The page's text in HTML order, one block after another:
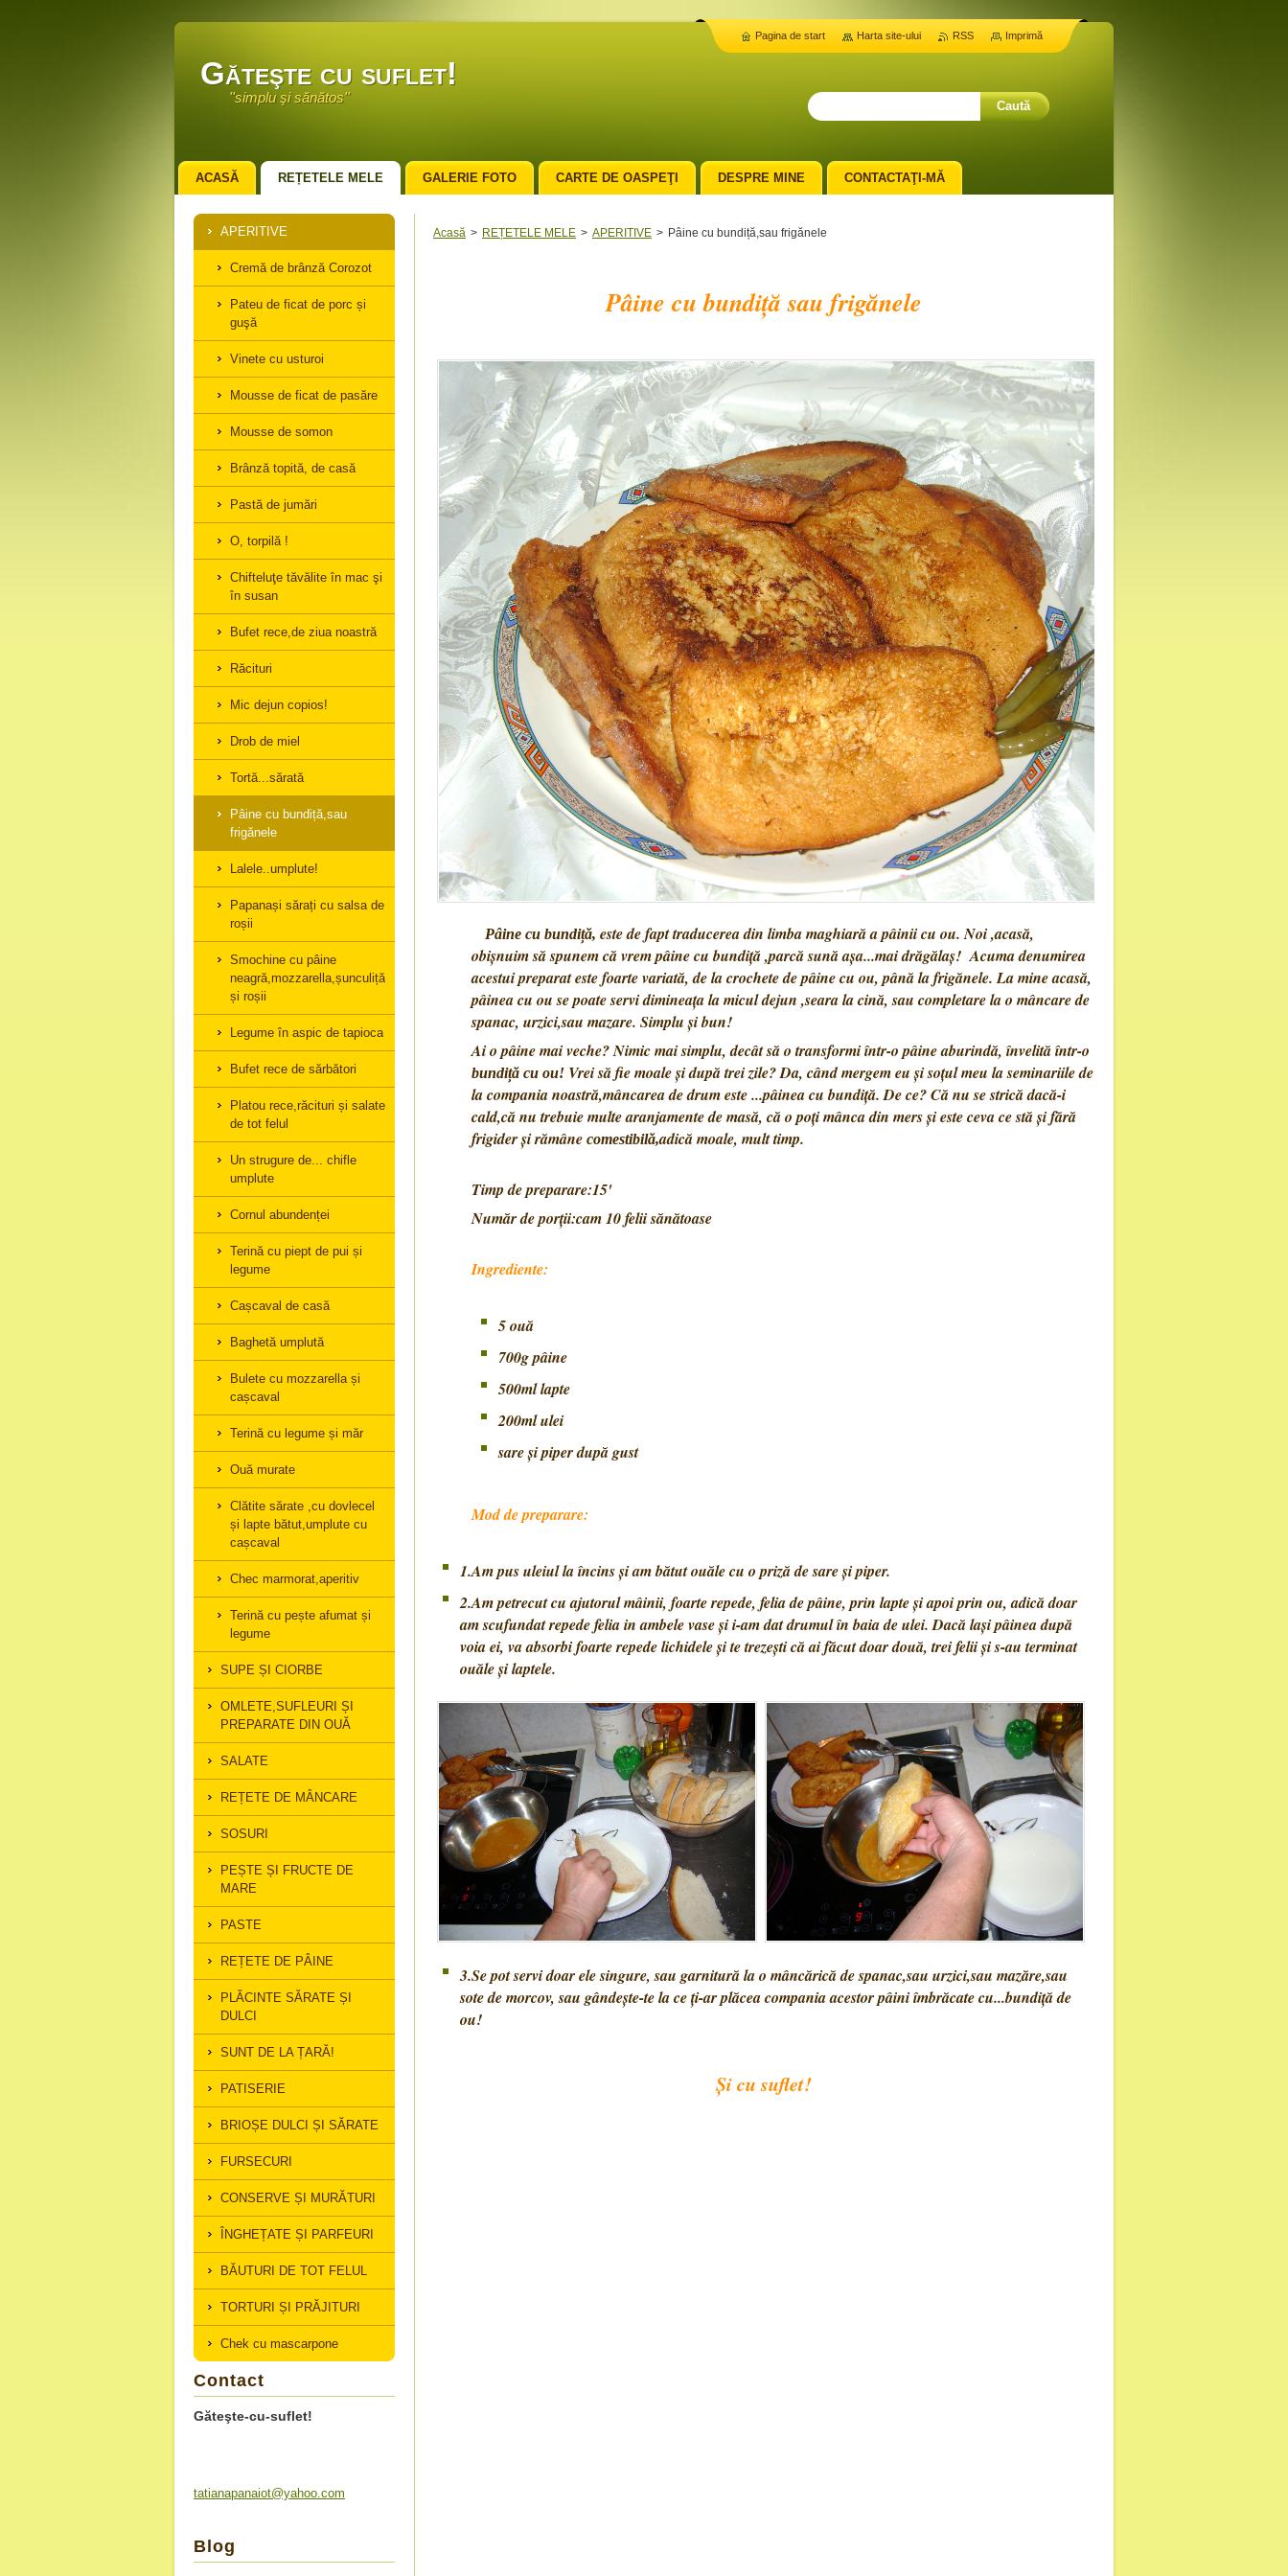
Găteşte cu suflet!
''simplu şi sănătos''
Acasă > REȚETELE MELE > APERITIVE > Pâine cu bundiță,sau frigănele
Pâine cu bundiță sau frigănele
Pâine cu bundiță, este de fapt traducerea din limba maghiară a pâinii cu ou. Noi ,acasă,
obișnuim să spunem că vrem pâine cu bundiță ,parcă sună așa...mai drăgălaș! Acuma denumirea
acestui preparat este foarte variată, de la crochete de pâine cu ou, până la frigănele. La mine acasă,
pâinea cu ou se poate servi dimineața la micul dejun ,seara la cină, sau completare la o mâncare de
spanac, urzici,sau mazare. Simplu și bun!
Ai o pâine mai veche? Nimic mai simplu, decât să o transformi într-o pâine aburindă, învelită într-o
bundiță cu ou! Vrei să fie moale și după trei zile? Da, când mergem eu și soțul meu la seminariile de
la compania noastră,mâncarea de drum este ...pâinea cu bundiță. De ce? Că nu se strică dacă-i
cald,că nu trebuie multe aranjamente de masă, că o poți mânca din mers și este ceva ce stă și fără
frigider și rămâne comestibilă,adică moale, mult timp.
Timp de preparare:15'
Număr de porții:cam 10 felii sănătoase
Ingrediente:
5 ouă
700g pâine
500ml lapte
200ml ulei
sare și piper după gust
Mod de preparare:
1.Am pus uleiul la încins și am bătut ouăle cu o priză de sare și piper.
2.Am petrecut cu ajutorul mâinii, foarte repede, felia de pâine, prin lapte și apoi prin ou, adică doar
am scufundat repede felia in ambele vase și i-am dat drumul în baia de ulei. Dacă lași pâinea după
voia ei, va absorbi foarte repede lichidele și te trezești că ai făcut doar două, trei felii și s-au terminat
ouăle și laptele.
3.Se pot servi doar ele singure, sau garnitură la o mâncărică de spanac,sau urzici,sau mazăre,sau
sote de morcov, sau gândește-te la ce ți-ar plăcea compania acestor pâini îmbrăcate cu...bundiță de
ou!
Și cu suflet!
APERITIVE
Cremă de brânză Corozot
Pateu de ficat de porc și
guşă
Vinete cu usturoi
Mousse de ficat de pasăre
Mousse de somon
Brânză topită, de casă
Pastă de jumări
O, torpilă !
Chifteluţe tăvălite în mac şi
în susan
Bufet rece,de ziua noastră
Răcituri
Mic dejun copios!
Drob de miel
Tortă...sărată
Pâine cu bundiță,sau
frigănele
Lalele..umplute!
Papanași sărați cu salsa de
roșii
Smochine cu pâine
neagră,mozzarella,șunculiță,cașcaval
și roșii
Legume în aspic de tapioca
Bufet rece de sărbători
Platou rece,răcituri și salate
de tot felul
Un strugure de... chifle
umplute
Cornul abundenței
Terină cu piept de pui și
legume
Cașcaval de casă
Baghetă umplută
Bulete cu mozzarella și
cașcaval
Terină cu legume și măr
Ouă murate
Clătite sărate ,cu dovlecel
și lapte bătut,umplute cu
cașcaval
Chec marmorat,aperitiv
Terină cu pește afumat și
legume
SUPE ȘI CIORBE
OMLETE,SUFLEURI ȘI
PREPARATE DIN OUĂ
SALATE
REȚETE DE MÂNCARE
SOSURI
PEȘTE ȘI FRUCTE DE
MARE
PASTE
REȚETE DE PÂINE
PLĂCINTE SĂRATE ȘI
DULCI
SUNT DE LA ȚARĂ!
PATISERIE
BRIOȘE DULCI ȘI SĂRATE
FURSECURI
CONSERVE ȘI MURĂTURI
ÎNGHEȚATE ȘI PARFEURI
BĂUTURI DE TOT FELUL
TORTURI ȘI PRĂJITURI
Chek cu mascarpone
Contact
Găteşte-cu-suflet!
tatianapanaiot@yahoo.com
Blog
ACASĂ REȚETELE MELE GALERIE FOTO CARTE DE OASPEŢI DESPRE MINE CONTACTAŢI-MĂ
Pagina de start Harta site-ului RSS Imprimă